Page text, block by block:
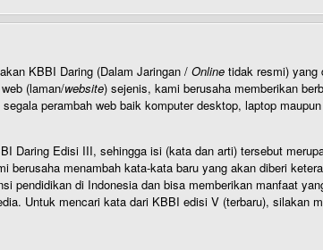
KBBI Daring (Dalam Jaringan / Online tidak resmi) yang
(laman/website) sejenis, kami berusaha memberikan
perambah web baik komputer desktop, laptop
Daring Edisi III, sehingga isi (kata dan arti) tersebut
berusaha menambah kata-kata baru yang akan diberi
pendidikan di Indonesia dan bisa memberikan manfaat
Untuk mencari kata dari KBBI edisi V (terbaru), silakan